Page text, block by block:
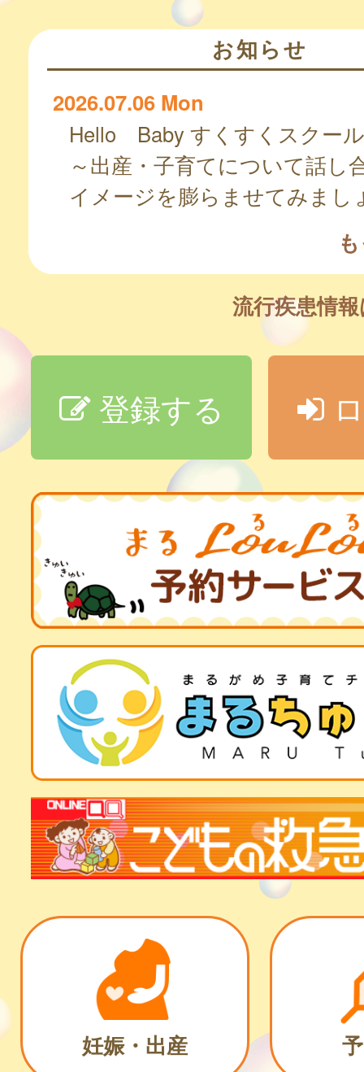
お知らせ
2026.07.06 Mon
Hello Baby すくすくスクール
～出産・子育てについて話し
イメージを膨らませてみまし
流行疾患情
登録する
妊娠・出産